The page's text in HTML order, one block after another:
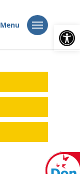
Ouvrir
Menu